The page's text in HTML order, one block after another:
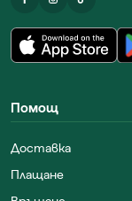
Помощ
Доставка
Плащане